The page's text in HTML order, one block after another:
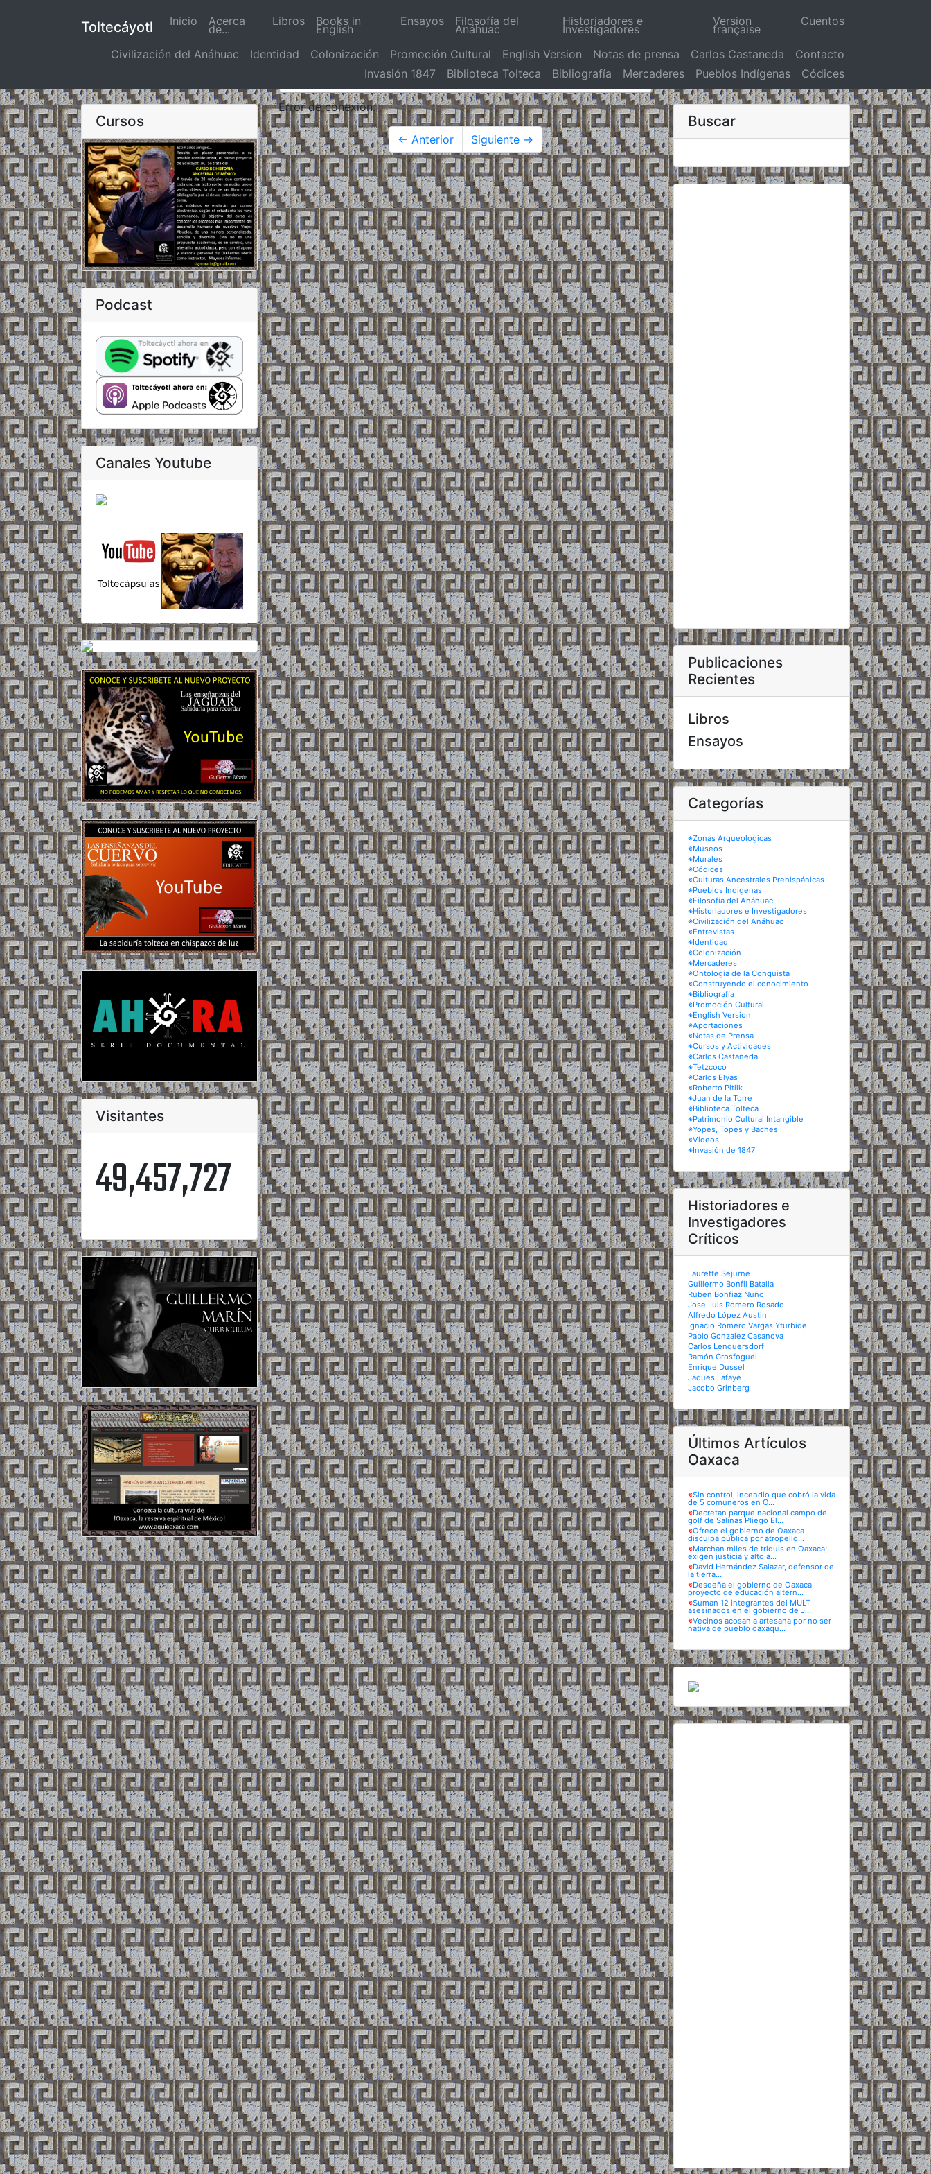
Toltecáyotl Inicio (actual)
Acerca
de...
Libros Books in
English
Ensayos Filosofía del
Anáhuac
Historiadores e
Investigadores
Version
française
Cuentos
Civilización del Anáhuac Identidad Colonización Promoción Cultural English Version Notas de prensa Carlos Castaneda
Contacto
Invasión 1847
Biblioteca Tolteca Bibliografía Mercaderes Pueblos Indígenas Códices
Cursos
Podcast
Canales Youtube
Visitantes
49,457,727
Error de conexión.
← Anterior Siguiente →
Buscar
Publicaciones
Recientes
Libros
Ensayos
Categorías
※Zonas Arqueológicas
※Museos
※Murales
※Códices
※Culturas Ancestrales Prehispánicas
※Pueblos Indígenas
※Filosofía del Anáhuac
※Historiadores e Investigadores
※Civilización del Anáhuac
※Entrevistas
※Identidad
※Colonización
※Mercaderes
※Ontología de la Conquista
※Construyendo el conocimiento
※Bibliografía
※Promoción Cultural
※English Version
※Aportaciones
※Notas de Prensa
※Cursos y Actividades
※Carlos Castaneda
※Tetzcoco
※Carlos Elyas
※Roberto Pitlik
※Juan de la Torre
※Biblioteca Tolteca
※Patrimonio Cultural Intangible
※Yopes, Topes y Baches
※Videos
※Invasión de 1847
Historiadores e
Investigadores
Críticos
Laurette Sejurne
Guillermo Bonfil Batalla
Ruben Bonfiaz Nuño
Jose Luis Romero Rosado
Alfredo López Austin
Ignacio Romero Vargas Yturbide
Pablo Gonzalez Casanova
Carlos Lenquersdorf
Ramón Grosfoguel
Enrique Dussel
Jaques Lafaye
Jacobo Grinberg
Últimos Artículos
Oaxaca
※Sin control, incendio que cobró la vida
de 5 comuneros en O...
※Decretan parque nacional campo de
golf de Salinas Pliego El...
※Ofrece el gobierno de Oaxaca
disculpa pública por atropello...
※Marchan miles de triquis en Oaxaca;
exigen justicia y alto a...
※David Hernández Salazar, defensor de
la tierra...
※Desdeña el gobierno de Oaxaca
proyecto de educación altern...
※Suman 12 integrantes del MULT
asesinados en el gobierno de J...
※Vecinos acosan a artesana por no ser
nativa de pueblo oaxaqu...